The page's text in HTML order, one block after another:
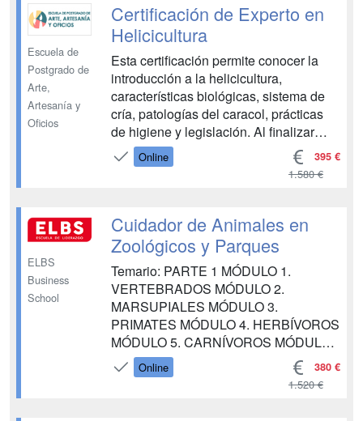
Escuela de
Postgrado de
Arte,
Artesanía y
Oficios
Certificación de Experto en
Helicicultura
Esta certificación permite conocer la
introducción a la helicicultura,
características biológicas, sistema de
cría, patologías del caracol, prácticas
de higiene y legislación. Al finalizar
cada unidad didáctica, el alumno
dispondrá de ejercicios de
de todo el estudio en e...
Online 395 €
1.580 €
ELBS
Business
School
Cuidador de Animales en
Zoológicos y Parques
Temario: PARTE 1 MÓDULO 1.
VERTEBRADOS MÓDULO 2.
MARSUPIALES MÓDULO 3.
PRIMATES MÓDULO 4. HERBÍVOROS
MÓDULO 5. CARNÍVOROS MÓDULO
6. ROEDORES, INSECTÍVOROS,
QUIRÓPTEROS Y HIRACOIDEOS
Online 380 €
1.520 €